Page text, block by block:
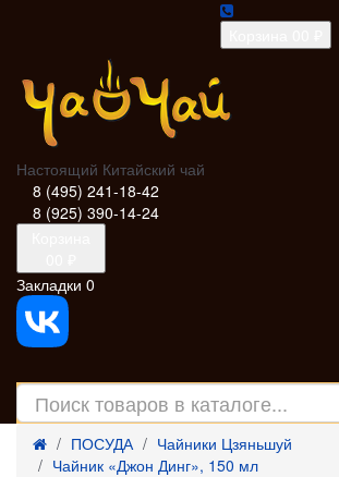
Настоящий Китайский чай
8 (495) 241-18-42
8 (925) 390-14-24
Закладки 0
ПОСУДА
Чайники Цзяньшуй
Чайник «Джон Динг», 150 мл